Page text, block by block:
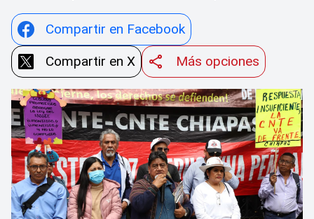
Compartir en Facebook
Compartir en X
Más opciones